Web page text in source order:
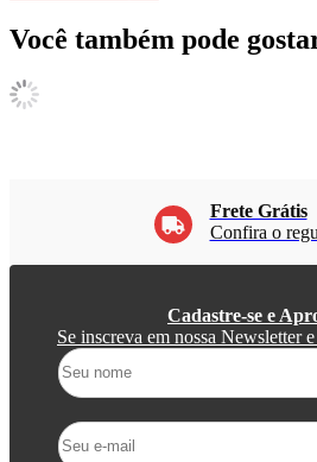
Você também pode
Frete Grátis
Confira o
Cadastre-se e
Se inscreva em nossa Newsletter